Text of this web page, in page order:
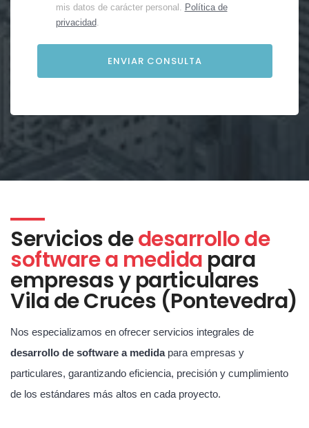
mis datos de carácter personal. Política de
privacidad.
Servicios dedesarrollo de
software a medida para
empresas y particulares
Vila de Cruces (Pontevedra)
Nos especializamos en ofrecer servicios integrales de
desarrollo de software a medidapara empresas y
particulares, garantizando eficiencia, precisión y cumplimiento
de los estándares más altos en cada proyecto.